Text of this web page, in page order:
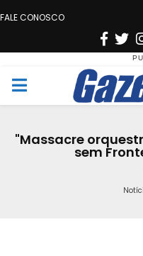
FALE CONOSCO
F
c
e
o
T
w
i
t
e
M
"Massacre
sem